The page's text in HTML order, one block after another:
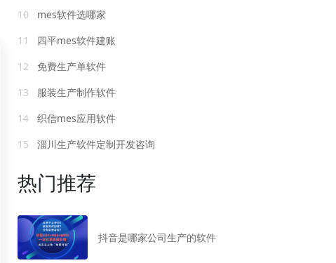
10
mes软件选哪家
11
四平mes软件建账
12
免费生产单软件
13
服装生产制作软件
14
织信mes应用软件
15
淄川生产软件定制开发咨询
热门推荐
抖音是哪家公司生产的软件